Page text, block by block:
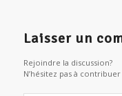
Laisser un
Rejoindre la discussion?
N’hésitez pas à contribuer